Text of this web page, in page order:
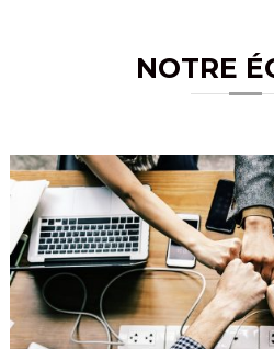
NOTRE